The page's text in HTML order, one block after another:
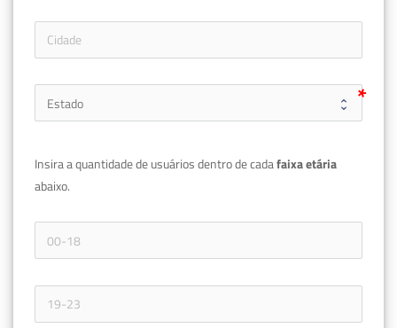
Insira a quantidade de usuários dentro de cada
abaixo.